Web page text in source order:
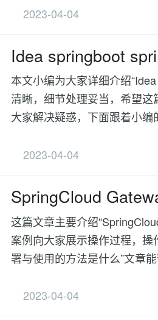
2023-04-04
Idea springboot
本文小编为大家详细介绍
清晰，细节处理妥当，希望这
大家解决疑惑，下面跟着小
2023-04-04
SpringCloud
这篇文章主要介绍
案例向大家展示操作过程，
署与使用的方法是什么”文章
2023-04-04